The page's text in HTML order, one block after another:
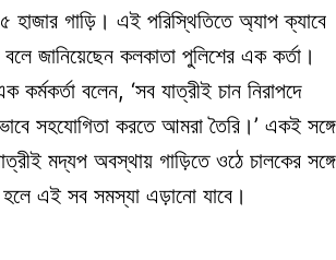
গাড়ি। এই পরিস্থিতিতে অ্যাপ ক্যাবে
বলে জানিয়েছেন কলকাতা পুলিশের এক কর্তা।
কর্মকর্তা বলেন, ‘সব যাত্রীই চান নিরাপদে
সহযোগিতা করতে আমরা তৈরি।’ একই সঙ্গে
মদ্যপ অবস্থায় গাড়িতে ওঠে চালকের সঙ্গে
হলে এই সব সমস্যা এড়ানো যাবে।